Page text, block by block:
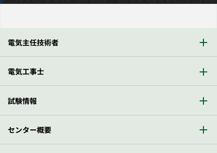
電気主任技術者
電気工事士
試験情報
センター概要